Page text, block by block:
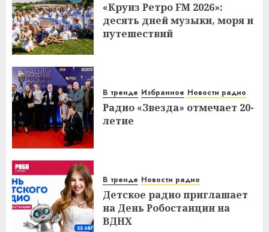
«Круиз Ретро FM 2026»:
десять дней музыки, моря и
путешествий
В тренде Избранное Новости радио
Радио «Звезда» отмечает 20-
летие
В тренде Новости радио
Детское радио приглашает
на День Робостанции на
ВДНХ